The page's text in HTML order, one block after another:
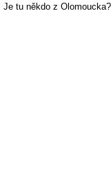
Je tu někdo z Olomoucka?